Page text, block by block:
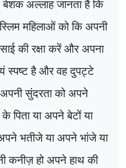
बेशक अल्लाह जानता है कि
महिलाओं को कि अपनी
की रक्षा करें और अपना
स्पष्ट है और वह दुपट्टे
सुंदरता को अपने
पिता या अपने बेटों या
भतीजे या अपने भांजे या
कनीज़ हो अपने हाथ की